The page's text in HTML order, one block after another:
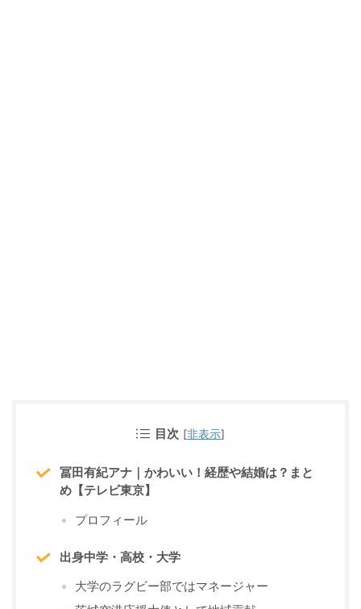
目次 [非表示]
冨田有紀アナ｜かわいい！経歴や結婚は？まと
め【テレビ東京】
プロフィール
出身中学・高校・大学
大学のラグビー部ではマネージャー